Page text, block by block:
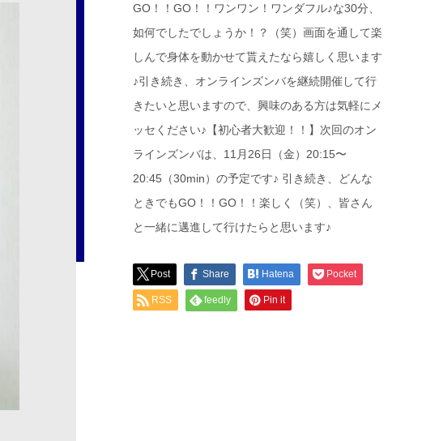
GO！！GO！！ワンワン！ワンダフル♪な30分、
如何でしたでしょうか！？（笑）画面を通して楽
しんで身体を動かせて貰えたなら嬉しく思います
♪引き続き、オンラインズンバを継続開催して行
きたいと思いますので、興味のある方は気軽にメ
ッセください♪【初心者大歓迎！！】次回のオン
ラインズンバは、11月26日（金）20:15〜
20:45（30min）の予定です♪ 引き続き、どんな
ときでもGO！！GO！！楽しく（笑）、皆さん
と一緒に邁進して行けたらと思います♪
Post Share Hatena Pocket
RSS feedly Pin it